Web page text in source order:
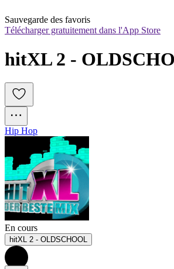
Sauvegarde des favoris
Télécharger gratuitement dans l'App Store
hitXL 2 -
Hip Hop
En cours
hitXL 2 - OLDSCHOOL